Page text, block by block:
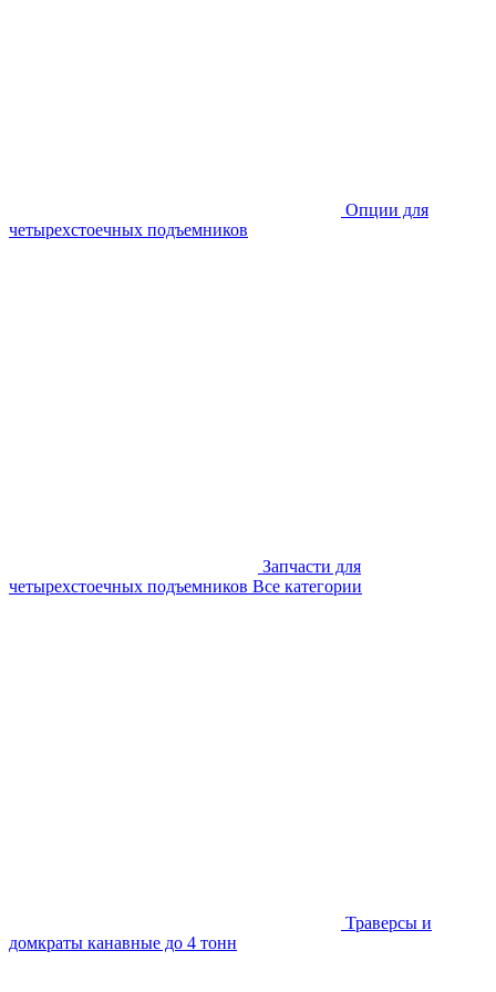
Опции для
четырехстоечных подъемников
Запчасти для
четырехстоечных подъемников Все категории
Траверсы и
домкраты канавные до 4 тонн